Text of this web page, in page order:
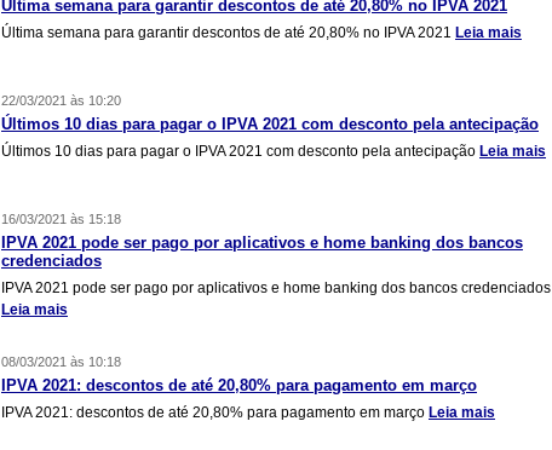
Última semana para garantir descontos de até 20,80% no IPVA 2021
Última semana para garantir descontos de até 20,80% no IPVA 2021 Leia mais
22/03/2021 às 10:20
Últimos 10 dias para pagar o IPVA 2021 com desconto pela antecipação
Últimos 10 dias para pagar o IPVA 2021 com desconto pela antecipação Leia mais
16/03/2021 às 15:18
IPVA 2021 pode ser pago por aplicativos e home banking dos bancos
credenciados
IPVA 2021 pode ser pago por aplicativos e home banking dos bancos credenciados
Leia mais
08/03/2021 às 10:18
IPVA 2021: descontos de até 20,80% para pagamento em março
IPVA 2021: descontos de até 20,80% para pagamento em março Leia mais